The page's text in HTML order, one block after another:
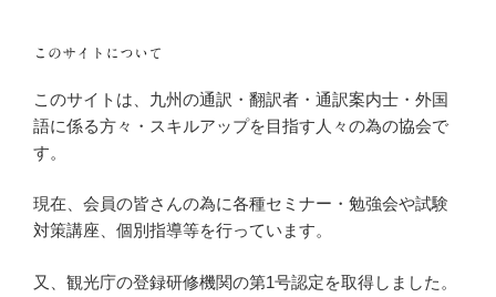
このサイトについて
このサイトは、九州の通訳・翻訳者・通訳案内士・外国
語に係る方々・スキルアップを目指す人々の為の協会で
す。
現在、会員の皆さんの為に各種セミナー・勉強会や試験
対策講座、個別指導等を行っています。
又、観光庁の登録研修機関の第1号認定を取得しました。